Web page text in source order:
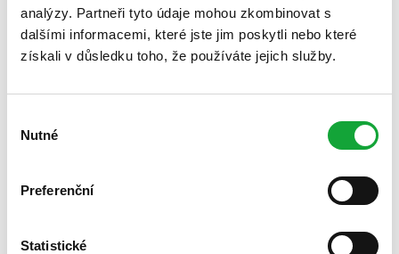
analýzy. Partneři tyto údaje mohou zkombinovat s
dalšími informacemi, které jste jim poskytli nebo které
získali v důsledku toho, že používáte jejich služby.
souhlasu
Nutné
Preferenční
Statistické